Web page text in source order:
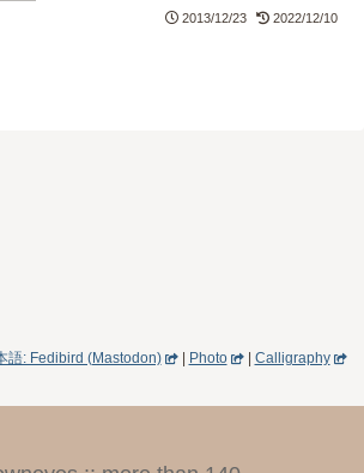
2013/12/23 2022/12/10
語: Fedibird (Mastodon) | Photo | Calligraphy